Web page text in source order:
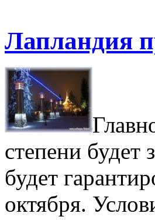
Лапландия
степени будет
будет
октября.